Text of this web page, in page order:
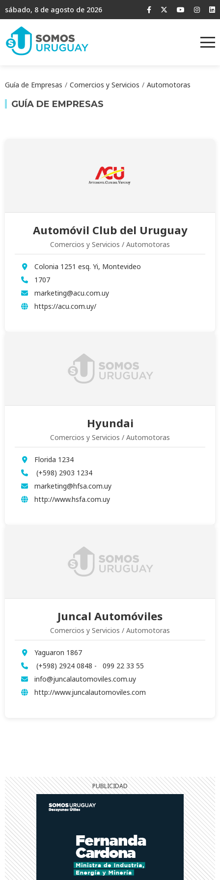
sábado, 8 de agosto de 2026
Guía de Empresas Comercios y Servicios Automotoras
GUÍA DE EMPRESAS
Automóvil Club del Uruguay
Comercios y Servicios / Automotoras
Colonia 1251 esq. Yi, Montevideo
1707
marketing@acu.com.uy
https://acu.com.uy/
Hyundai
Comercios y Servicios / Automotoras
Florida 1234
(+598) 2903 1234
marketing@hfsa.com.uy
http://www.hsfa.com.uy
Juncal Automóviles
Comercios y Servicios / Automotoras
Yaguaron 1867
(+598) 2924 0848 - 099 22 33 55
info@juncalautomoviles.com.uy
http://www.juncalautomoviles.com